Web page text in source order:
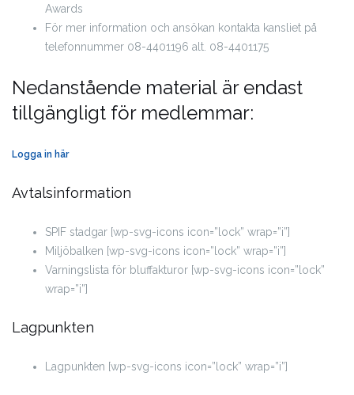
Awards
För mer information och ansökan kontakta kansliet på
telefonnummer 08-4401196 alt. 08-4401175
Nedanstående material är endast
tillgängligt för medlemmar:
Logga in här
Avtalsinformation
SPIF stadgar [wp-svg-icons icon=”lock” wrap=”i”]
Miljöbalken [wp-svg-icons icon=”lock” wrap=”i”]
Varningslista för bluffakturor [wp-svg-icons icon=”lock”
wrap=”i”]
Lagpunkten
Lagpunkten [wp-svg-icons icon=”lock” wrap=”i”]